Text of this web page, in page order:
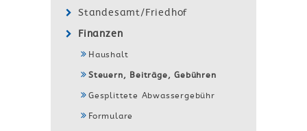
Standesamt/Friedhof
Finanzen
Haushalt
Steuern, Beiträge, Gebühren
Gesplittete Abwassergebühr
Formulare